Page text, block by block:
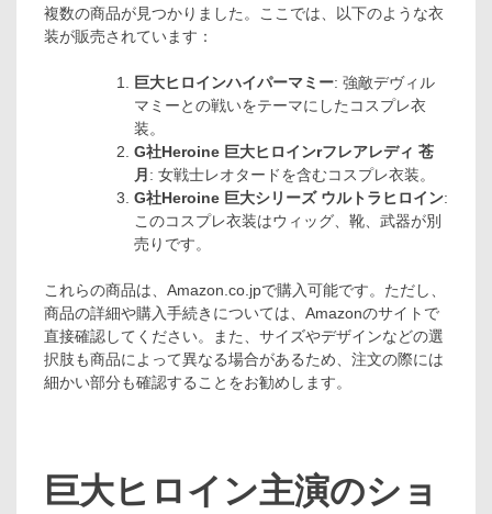
複数の商品が見つかりました。ここでは、以下のような衣
装が販売されています：
巨大ヒロインハイパーマミー: 強敵デヴィル
マミーとの戦いをテーマにしたコスプレ衣
装。
G社Heroine 巨大ヒロインrフレアレディ 苍
月 : 女戦士レオタードを含むコスプレ衣装。
G社Heroine 巨大シリーズ ウルトラヒロイン:
このコスプレ衣装はウィッグ、靴、武器が別
売りです。
これらの商品は、Amazon.co.jpで購入可能です。ただし、
商品の詳細や購入手続きについては、Amazonのサイトで
直接確認してください。また、サイズやデザインなどの選
択肢も商品によって異なる場合があるため、注文の際には
細かい部分も確認することをお勧めします。
巨大ヒロイン主演のショ